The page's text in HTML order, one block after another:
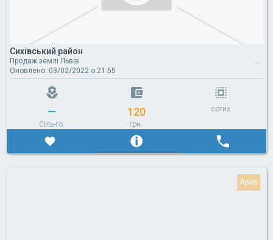
Сихівський район
Продаж землі Львів
Оновлено: 03/02/2022 о 21:55
—
Сіль-го.
120
грн.
сотих